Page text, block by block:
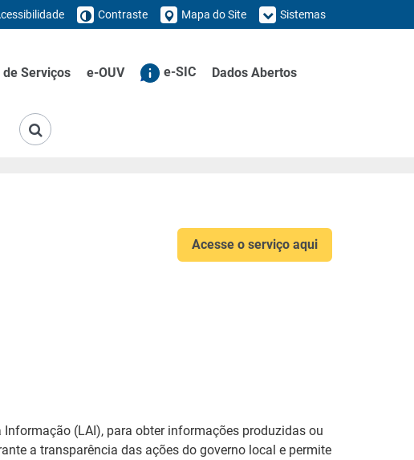
Contraste Mapa do Site Sistemas
de Serviços e-OUV e-SIC Dados Abertos
Acesse o serviço aqui
(LAI), para obter informações produzidas ou
a transparência das ações do governo local e permite